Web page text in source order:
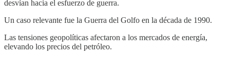
desvían hacia el esfuerzo de guerra.
Un caso relevante fue la Guerra del Golfo en la década de 1990.
Las tensiones geopolíticas afectaron a los mercados de energía,
elevando los precios del petróleo.